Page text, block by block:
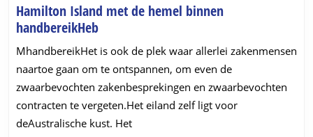
Hamilton Island met de hemel binnen
handbereikHebHamilton
Island
met
de
hemel
binnen
handbereikHeb
MhandbereikHet is ook de plek waar allerlei zakenmensen
naartoe gaan om te ontspannen, om even de
zwaarbevochten zakenbesprekingen en zwaarbevochten
contracten te vergeten.Het eiland zelf ligt voor
deAustralische kust. Het